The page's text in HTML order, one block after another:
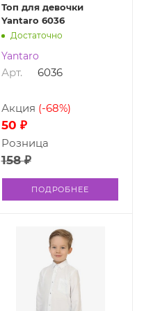
Топ для девочки
Yantaro 6036
Достаточно
Yantaro
Арт. 6036
50 ₽
Акция (-68%)
158 ₽
Розница
ПОДРОБНЕЕ